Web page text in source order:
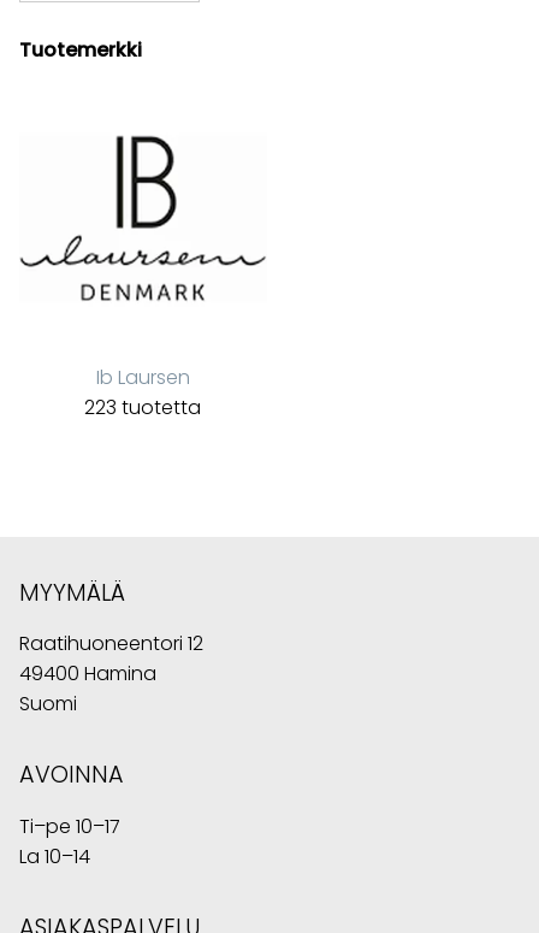
Tuotemerkki
Ib Laursen
223 tuotetta
MYYMÄLÄ
Raatihuoneentori 12
49400 Hamina
Suomi
AVOINNA
Ti–pe 10–17
La 10–14